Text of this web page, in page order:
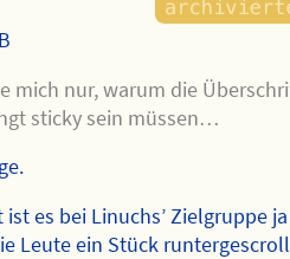
mich nur, warum die
sticky sein müssen…
ist es bei Linuchs’ Zielgruppe
Leute ein Stück